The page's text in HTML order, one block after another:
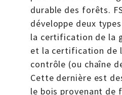
durable des forêts.
développe deux
la certification de la
et la certification de
contrôle (ou chaîne
Cette dernière est
le bois provenant de